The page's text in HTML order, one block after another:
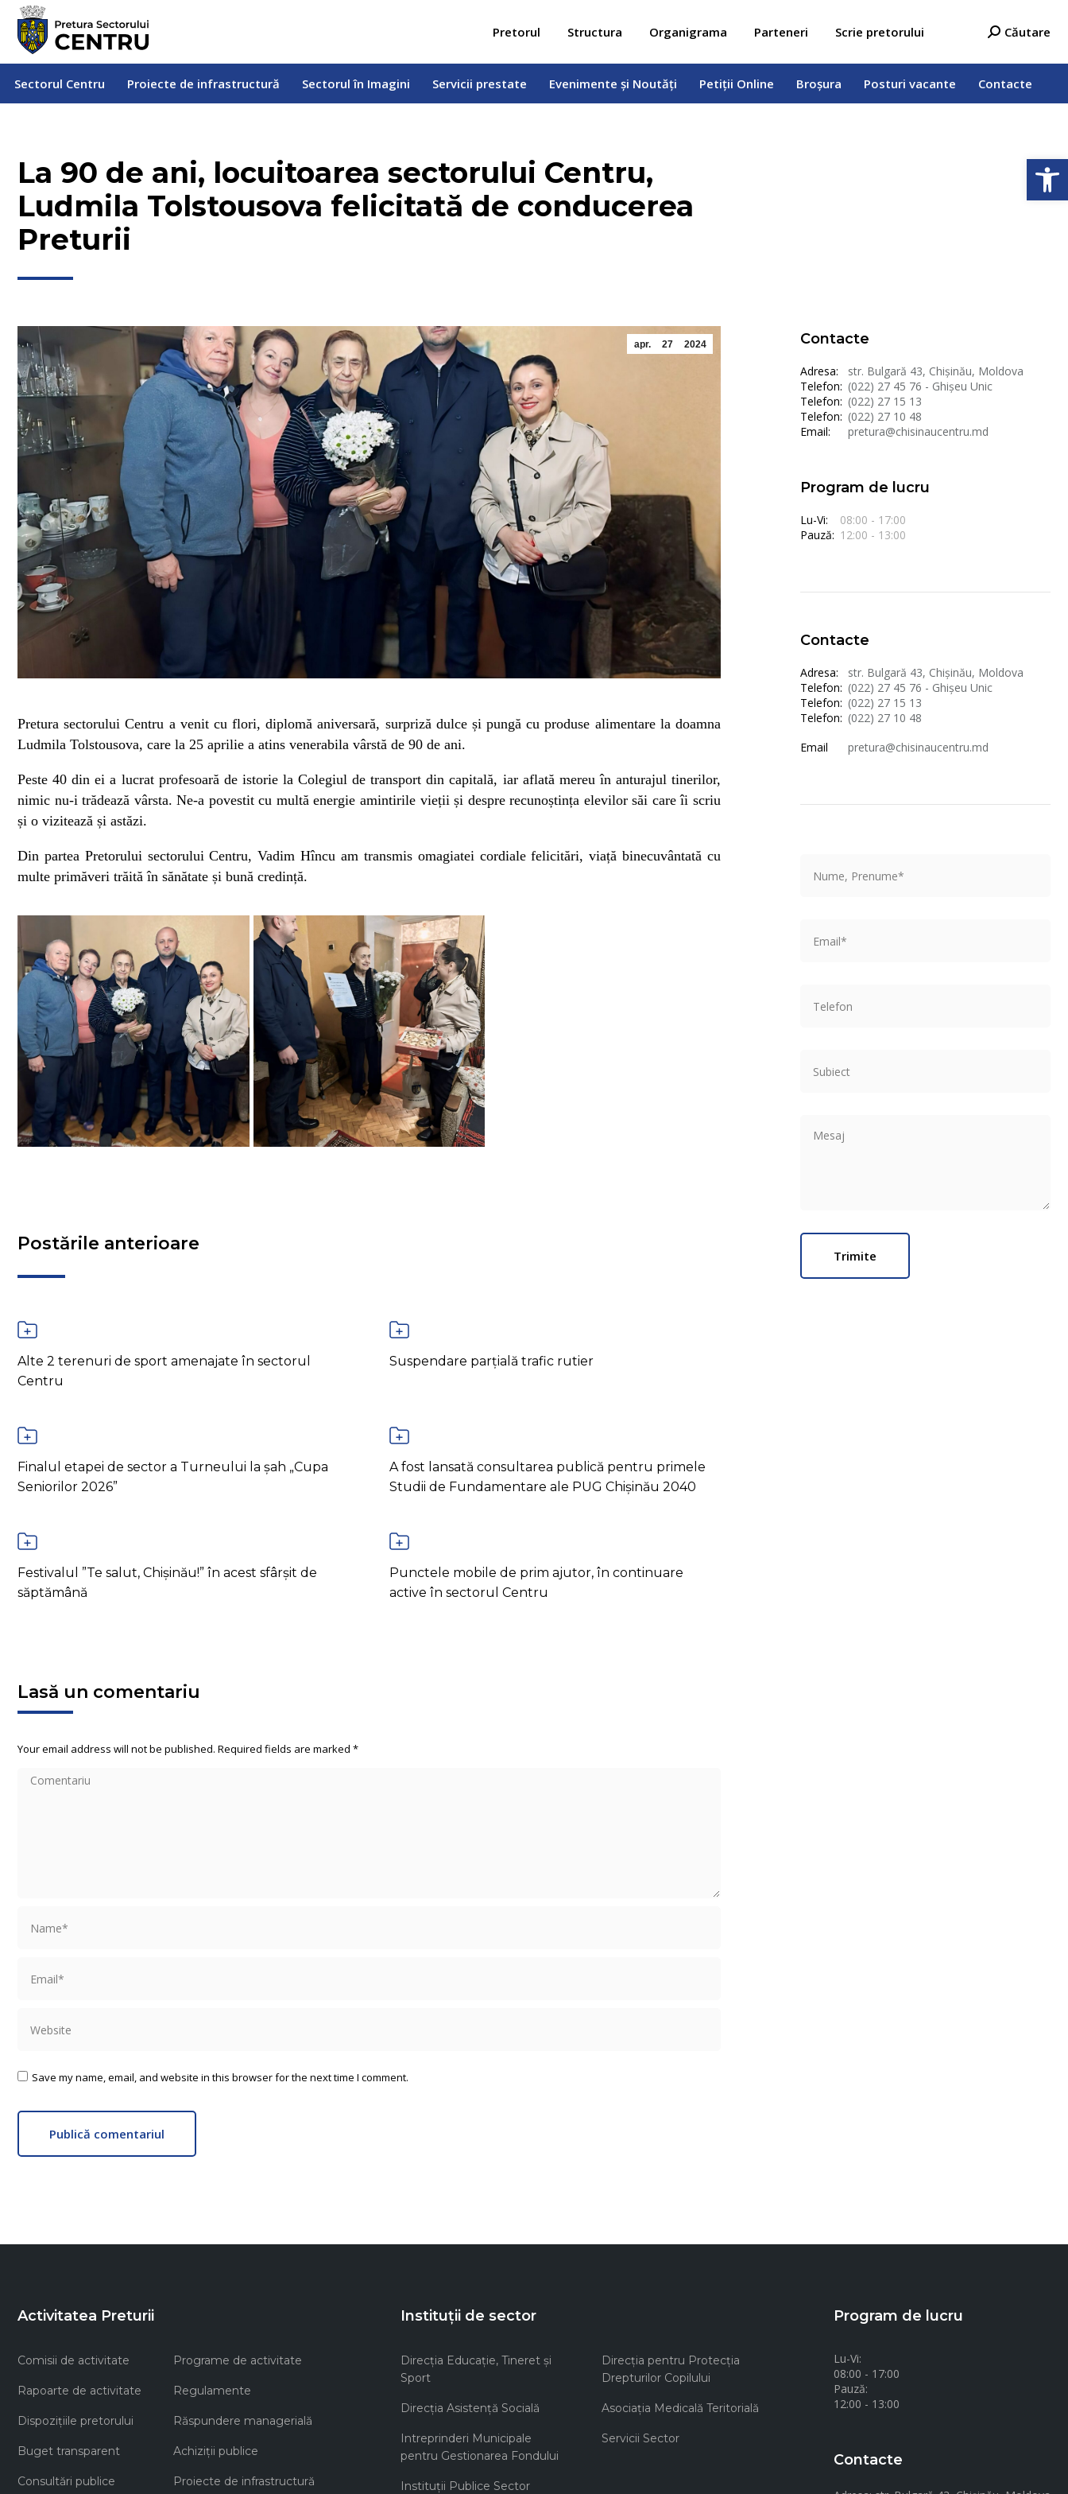
Pretorul Structura Organigrama Parteneri Scrie pretorului Search:
Căutare
Sectorul Centru Proiecte de infrastructură Sectorul în Imagini Servicii prestate Evenimente și Noutăți Petiții Online Broșura Posturi vacante Contacte
La 90 de ani, locuitoarea sectorului Centru,
Ludmila Tolstousova felicitată de conducerea
Preturii
apr. 27 2024
Pretura sectorului Centru a venit cu flori, diplomă aniversară, surpriză dulce și pungă cu produse alimentare la doamna
Ludmila Tolstousova, care la 25 aprilie a atins venerabila vârstă de 90 de ani.
Peste 40 din ei a lucrat profesoară de istorie la Colegiul de transport din capitală, iar aflată mereu în anturajul tinerilor,
nimic nu-i trădează vârsta. Ne-a povestit cu multă energie amintirile vieții și despre recunoștința elevilor săi care îi scriu
și o vizitează și astăzi.
Din partea Pretorului sectorului Centru, Vadim Hîncu am transmis omagiatei cordiale felicitări, viață binecuvântată cu
multe primăveri trăită în sănătate și bună credință.
Postările anterioare
Alte 2 terenuri de sport amenajate în sectorul
Centru
Suspendare parțială trafic rutier
Finalul etapei de sector a Turneului la șah „Cupa
Seniorilor 2026”
A fost lansată consultarea publică pentru primele
Studii de Fundamentare ale PUG Chișinău 2040
Festivalul ”Te salut, Chișinău!” în acest sfârșit de
săptămână
Punctele mobile de prim ajutor, în continuare
active în sectorul Centru
Lasă un comentariu
Your email address will not be published. Required fields are marked *
Comentariu
Save my name, email, and website in this browser for the next time I comment.
Publică comentariul
Contacte
Adresa:
str. Bulgară 43, Chișinău, Moldova
Telefon: (022) 27 45 76 - Ghișeu Unic
Telefon: (022) 27 15 13
Telefon: (022) 27 10 48
Email:
pretura@chisinaucentru.md
Program de lucru
Lu-Vi:
08:00 - 17:00
Pauză: 12:00 - 13:00
Contacte
Adresa:
str. Bulgară 43, Chișinău, Moldova
Telefon: (022) 27 45 76 - Ghișeu Unic
Telefon: (022) 27 15 13
Telefon: (022) 27 10 48
Email
pretura@chisinaucentru.md
Activitatea Preturii
Comisii de activitate Programe de activitate
Rapoarte de activitate Regulamente
Dispozițiile pretorului Răspundere managerială
Buget transparent Achiziţii publice
Consultări publice Proiecte de infrastructură
Instituții de sector
Direcţia Educaţie, Tineret şi
Sport
Direcţia pentru Protecţia
Drepturilor Copilului
Direcţia Asistenţă Socială Asociaţia Medicală Teritorială
Intreprinderi Municipale
pentru Gestionarea Fondului
Servicii Sector
Instituţii Publice Sector
Program de lucru
Lu-Vi:
08:00 - 17:00
Pauză:
12:00 - 13:00
Contacte
Sectorul Centru Proiecte de infrastructură Servicii prestate Evenimente și Noutăți Petiții Online Broșura Posturi vacante Contacte